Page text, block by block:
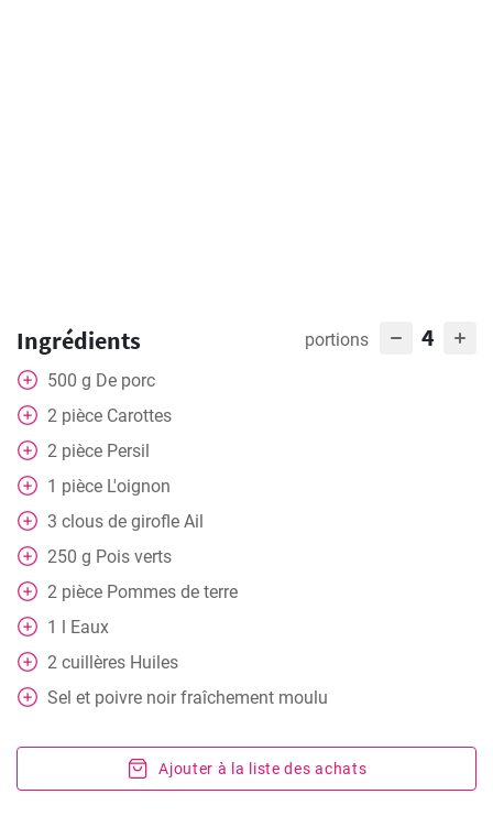
Ingrédients portions 4
500 g De porc
2 pièce Carottes
2 pièce Persil
1 pièce L'oignon
3 clous de girofle Ail
250 g Pois verts
2 pièce Pommes de terre
1 l Eaux
2 cuillères Huiles
Sel et poivre noir fraîchement moulu
Ajouter à la liste des achats